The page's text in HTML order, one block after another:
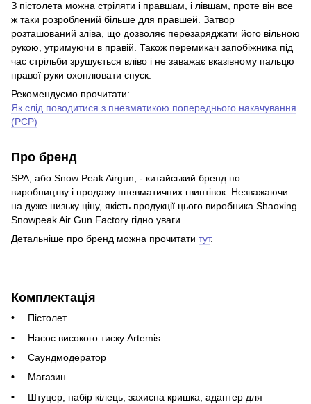
З пістолета можна стріляти і правшам, і лівшам, проте він все
ж таки розроблений більше для правшей. Затвор
розташований зліва, що дозволяє перезаряджати його вільною
рукою, утримуючи в правій. Також перемикач запобіжника під
час стрільби зрушується вліво і не заважає вказівному пальцю
правої руки охоплювати спуск.
Рекомендуємо прочитати:
Як слід поводитися з пневматикою попереднього накачування
(PCP)
Про бренд
SPA, або Snow Peak Airgun, - китайський бренд по
виробництву і продажу пневматичних гвинтівок. Незважаючи
на дуже низьку ціну, якість продукції цього виробника Shaoxing
Snowpeak Air Gun Factory гідно уваги.
Детальніше про бренд можна прочитати тут.
Комплектація
Пістолет
Насос високого тиску Artemis
Саундмодератор
Магазин
Штуцер, набір кілець, захисна кришка, адаптер для